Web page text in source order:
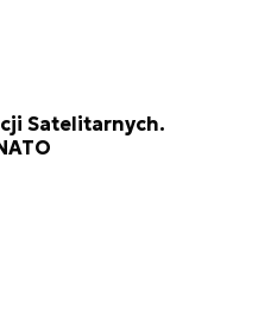
Satelitarnych.